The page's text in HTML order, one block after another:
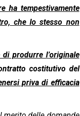
ha tempestivamente
che lo stesso non
di produrre l’originale
costitutivo del
priva di efficacia